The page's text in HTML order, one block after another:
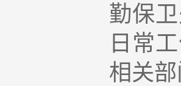
勤保
日常
相关